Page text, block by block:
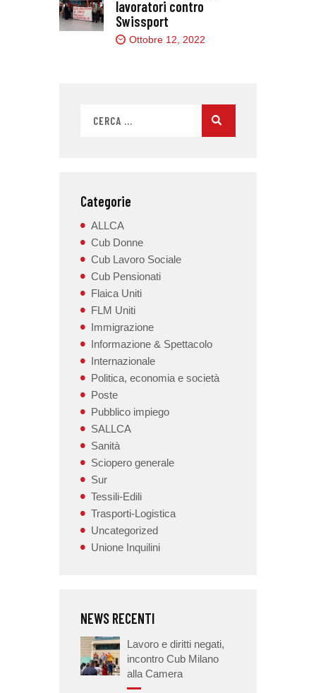
lavoratori contro
Swissport
Ottobre 12, 2022
Categorie
ALLCA
Cub Donne
Cub Lavoro Sociale
Cub Pensionati
Flaica Uniti
FLM Uniti
Immigrazione
Informazione & Spettacolo
Internazionale
Politica, economia e società
Poste
Pubblico impiego
SALLCA
Sanità
Sciopero generale
Sur
Tessili-Edili
Trasporti-Logistica
Uncategorized
Unione Inquilini
NEWS RECENTI
Lavoro e diritti negati,
incontro Cub Milano
alla Camera